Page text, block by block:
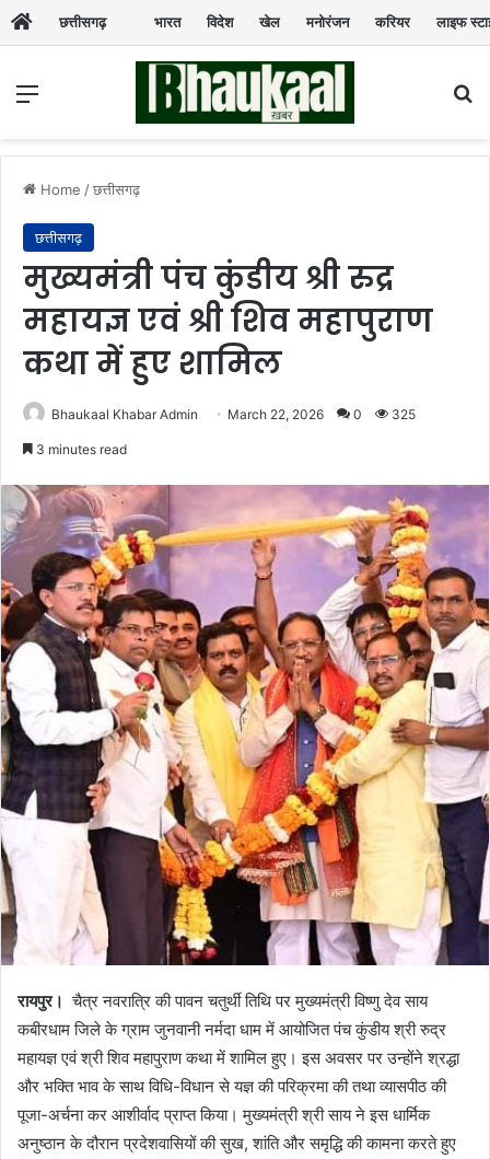
छत्तीसगढ़ भारत विदेश खेल मनोरंजन करियर लाइफ
Menu
Home /छत्तीसगढ़
छत्तीसगढ़
मुख्यमंत्री पंच कुंडीय श्री रुद्र
महायज्ञ एवं श्री शिव महापुराण
कथा में हुए शामिल
Bhaukaal Khabar Admin March 22, 2026 0 325
3 minutes read
रायपुर। चैत्र नवरात्रि की पावन चतुर्थी तिथि पर मुख्यमंत्री विष्णु देव साय
कबीरधाम जिले के ग्राम जुनवानी नर्मदा धाम में आयोजित पंच कुंडीय श्री रुद्र
महायज्ञ एवं श्री शिव महापुराण कथा में शामिल हुए। इस अवसर पर उन्होंने श्रद्धा
और भक्ति भाव के साथ विधि-विधान से यज्ञ की परिक्रमा की तथा व्यासपीठ की
पूजा-अर्चना कर आशीर्वाद प्राप्त किया। मुख्यमंत्री श्री साय ने इस धार्मिक
अनुष्ठान के दौरान प्रदेशवासियों की सुख, शांति और समृद्धि की कामना करते हुए